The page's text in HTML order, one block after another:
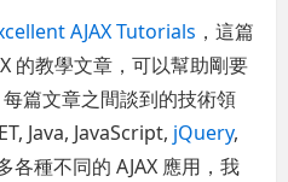
AJAX Tutorials ，這篇
的教學文章，可以幫助剛要
篇文章之間談到的技術領
Java, JavaScript, jQuery,
各種不同的 AJAX 應用，我